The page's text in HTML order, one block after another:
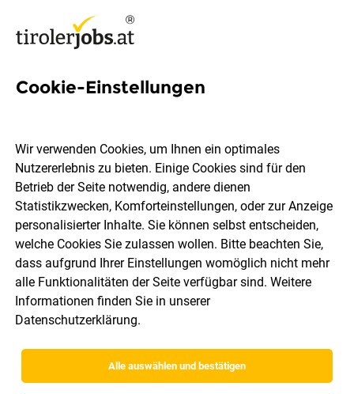
Diplomierte/r Gesundheits-
Altenwohnheim der Gemeinden Natters / Mutters /
Götzens
Natters Vollzeit Teilzeit 30.07.2026
Cookie-Einstellungen
Wir verwenden Cookies, um Ihnen ein optimales
Nutzererlebnis zu bieten. Einige Cookies sind für den
Betrieb der Seite notwendig, andere dienen
Statistikzwecken, Komforteinstellungen, oder zur Anzeige
personalisierter Inhalte. Sie können selbst entscheiden,
welche Cookies Sie zulassen wollen. Bitte beachten Sie,
dass aufgrund Ihrer Einstellungen womöglich nicht mehr
alle Funktionalitäten der Seite verfügbar sind. Weitere
Informationen finden Sie in unserer
Datenschutzerklärung.
Alle auswählen und bestätigen